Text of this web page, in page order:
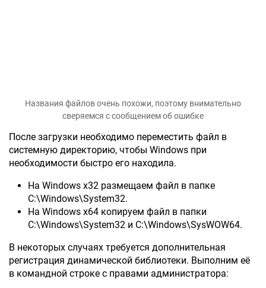
Названия файлов очень похожи, поэтому внимательно
сверяемся с сообщением об ошибке
После загрузки необходимо переместить файл в
системную директорию, чтобы Windows при
необходимости быстро его находила.
На Windows x32 размещаем файл в папке
C:\Windows\System32.
На Windows x64 копируем файл в папки
C:\Windows\System32 и C:\Windows\SysWOW64.
В некоторых случаях требуется дополнительная
регистрация динамической библиотеки. Выполним её
в командной строке с правами администратора: